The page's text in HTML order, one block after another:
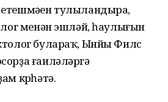
тулыландыра,
менән эшләй, һаулығын
булараҡ, Ынйы Филүс
ғаиләләргә
күрһәтә.